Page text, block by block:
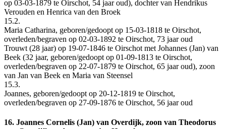
op 03-03-1879 te Oirschot, 54 jaar oud), dochter van Hendrikus
Verouden en Henrica van den Broek
15.2.
Maria Catharina, geboren/gedoopt op 15-03-1818 te Oirschot,
overleden/begraven op 02-03-1892 te Oirschot, 73 jaar oud
Trouwt (28 jaar) op 19-07-1846 te Oirschot met Johannes (Jan) van
Beek (32 jaar, geboren/gedoopt op 01-09-1813 te Oirschot,
overleden/begraven op 22-07-1879 te Oirschot, 65 jaar oud), zoon
van Jan van Beek en Maria van Steensel
15.3.
Joannes, geboren/gedoopt op 20-12-1819 te Oirschot,
overleden/begraven op 27-09-1876 te Oirschot, 56 jaar oud
16. Joannes Cornelis (Jan) van Overdijk, zoon van Theodorus